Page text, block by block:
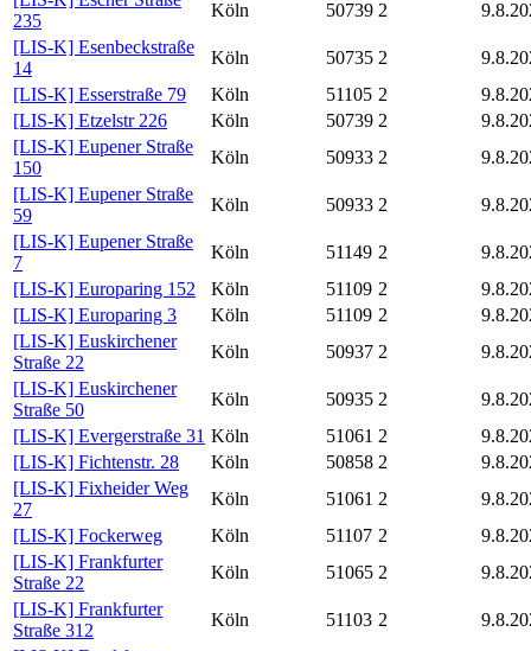
235
Köln 50739 2
[LIS-K] Esenbeckstraße
14
Köln 50735 2
[LIS-K] Esserstraße 79
Köln 51105 2
[LIS-K] Etzelstr 226
Köln 50739 2
[LIS-K] Eupener Straße
150
Köln 50933 2
[LIS-K] Eupener Straße
59
Köln 50933 2
[LIS-K] Eupener Straße
7
Köln 51149 2
[LIS-K] Europaring 152
Köln 51109 2
[LIS-K] Europaring 3
Köln 51109 2
[LIS-K] Euskirchener
Straße 22
Köln 50937 2
[LIS-K] Euskirchener
Straße 50
Köln 50935 2
[LIS-K] Evergerstraße 31 Köln 51061 2
[LIS-K] Fichtenstr. 28
Köln 50858 2
[LIS-K] Fixheider Weg
27
Köln 51061 2
[LIS-K] Fockerweg
Köln 51107 2
[LIS-K] Frankfurter
Straße 22
Köln 51065 2
[LIS-K] Frankfurter
Straße 312
Köln 51103 2